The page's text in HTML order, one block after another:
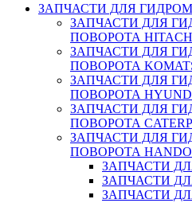
ЗАПЧАСТИ ДЛЯ
ЗАПЧАСТИ ДЛЯ
ПОВОРОТА
ЗАПЧАСТИ ДЛЯ
ПОВОРОТА
ЗАПЧАСТИ ДЛЯ
ПОВОРОТА
ЗАПЧАСТИ ДЛЯ
ПОВОРОТА
ЗАПЧАСТИ ДЛЯ
ПОВОРОТА
ЗАПЧАСТИ
ЗАПЧАСТИ
ЗАПЧАСТИ